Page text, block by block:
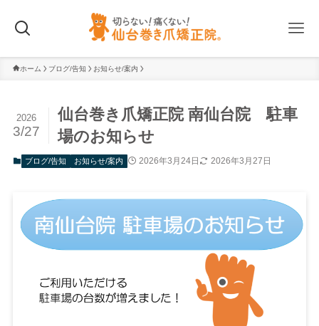
ホーム ブログ/告知 お知らせ/案内
仙台巻き爪矯正院 南仙台院 駐車
場のお知らせ
2026
3/27
ブログ/告知 お知らせ/案内 2026年3月24日 2026年3月27日